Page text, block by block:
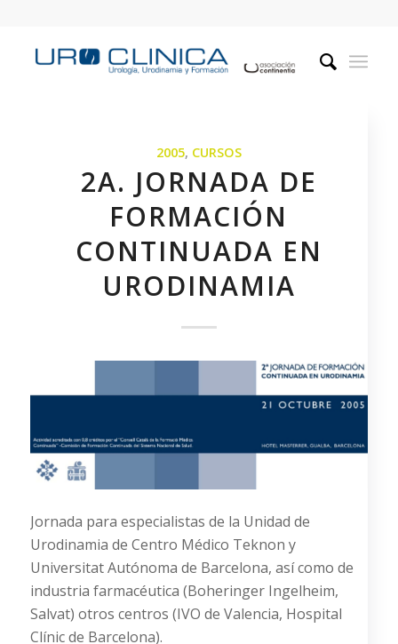
2005, CURSOS
2A. JORNADA DE
FORMACIÓN
CONTINUADA EN
URODINAMIA
Jornada para especialistas de la Unidad de
Urodinamia de Centro Médico Teknon y
Universitat Autónoma de Barcelona, así como de
industria farmacéutica (Boheringer Ingelheim,
Salvat) otros centros (IVO de Valencia, Hospital
Clínic de Barcelona).